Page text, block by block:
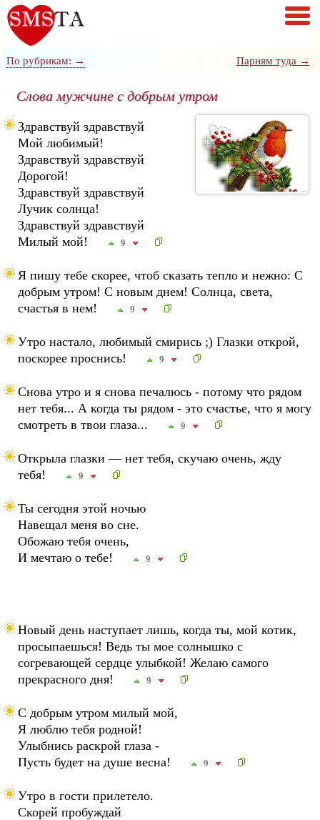
По рубрикам: → Парням туда →
Слова мужчине с добрым утром
Здравствуй здравствуй
Мой любимый!
Здравствуй здравствуй
Дорогой!
Здравствуй здравствуй
Лучик солнца!
Здравствуй здравствуй
Милый мой!
9
Я пишу тебе скорее, чтоб сказать тепло и нежно: С
добрым утром! С новым днем! Солнца, света,
счастья в нем!
9
Утро настало, любимый смирись ;) Глазки открой,
поскорее проснись!
9
Снова утро и я снова печалюсь - потому что рядом
нет тебя... А когда ты рядом - это счастье, что я могу
смотреть в твои глаза...
9
Открыла глазки — нет тебя, скучаю очень, жду
тебя!
9
Ты сегодня этой ночью
Навещал меня во сне.
Обожаю тебя очень,
И мечтаю о тебе!
9
Новый день наступает лишь, когда ты, мой котик,
просыпаешься! Ведь ты мое солнышко с
согревающей сердце улыбкой! Желаю самого
прекрасного дня!
9
С добрым утром милый мой,
Я люблю тебя родной!
Улыбнись раскрой глаза -
Пусть будет на душе весна!
9
Утро в гости прилетело.
Скорей пробуждай